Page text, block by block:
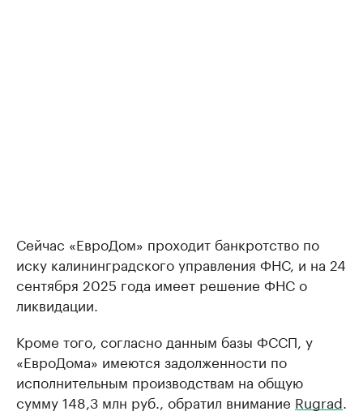
Сейчас «ЕвроДом» проходит банкротство по
иску калининградского управления ФНС, и на 24
сентября 2025 года имеет решение ФНС о
ликвидации.
Кроме того, согласно данным базы ФССП, у
«ЕвроДома» имеются задолженности по
исполнительным производствам на общую
сумму 148,3 млн руб., обратил внимание Rugrad